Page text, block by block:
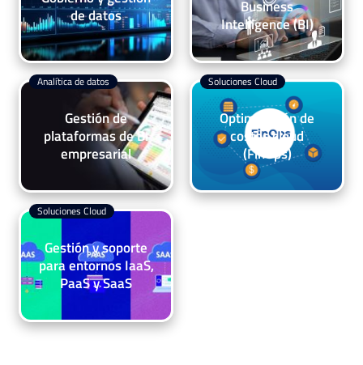
de datos
Business
Intelligence (BI)
Gestión de
plataformas de BI
empresarial
Analítica de datos
Optimización de
costos cloud
(FinOps)
Soluciones Cloud
Gestión y soporte
para entornos IaaS,
PaaS y SaaS
Soluciones Cloud